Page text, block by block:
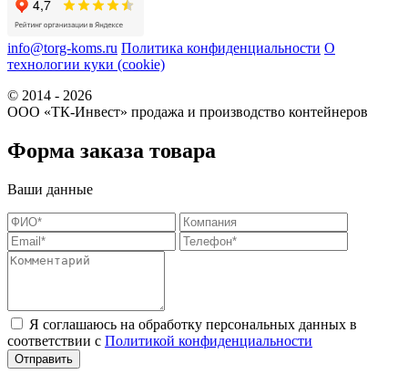
info@torg-koms.ru Политика конфиденциальности О
технологии куки (cookie)
© 2014 - 2026
ООО «ТК-Инвест» продажа и производство контейнеров
Форма заказа товара
Ваши данные
Я соглашаюсь на обработку персональных данных в
соответствии с Политикой конфиденциальности